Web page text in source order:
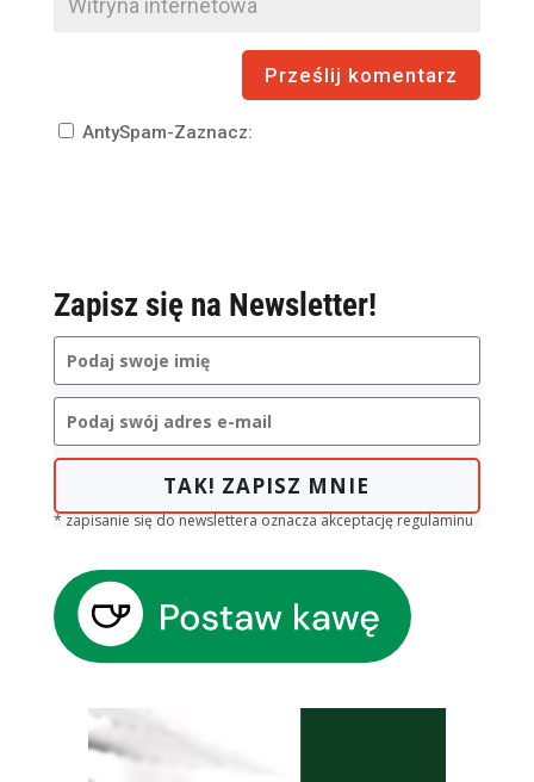
AntySpam-Zaznacz:
Zapisz się na Newsletter!
TAK! ZAPISZ MNIE
* zapisanie się do newslettera oznacza akceptację regulaminu